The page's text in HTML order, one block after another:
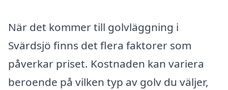
När det kommer till golvläggning i
Svärdsjö finns det flera faktorer som
påverkar priset. Kostnaden kan variera
beroende på vilken typ av golv du väljer,